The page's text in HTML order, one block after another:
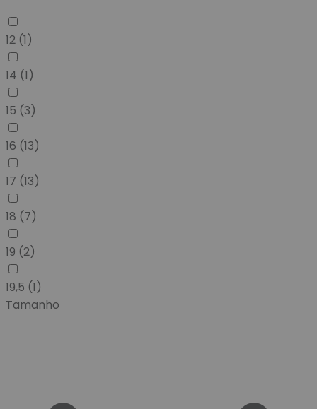
12 (1)
14 (1)
15 (3)
16 (13)
17 (13)
18 (7)
19 (2)
19,5 (1)
Tamanho